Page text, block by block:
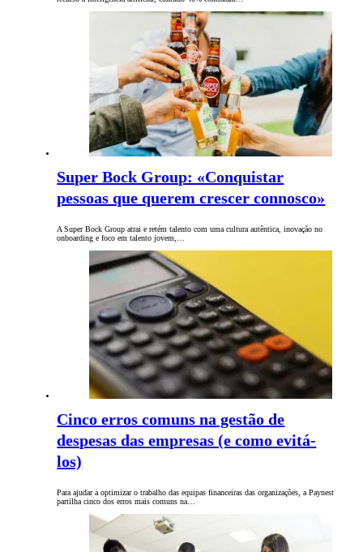
Super Bock Group: «Conquistar
pessoas que querem crescer connosco»
A Super Bock Group atrai e retém talento com uma cultura autêntica, inovação no
onboarding e foco em talento jovem,…
Cinco erros comuns na gestão de
despesas das empresas (e como evitá-
los)
Para ajudar a optimizar o trabalho das equipas financeiras das organizações, a Paynest
partilha cinco dos erros mais comuns na…